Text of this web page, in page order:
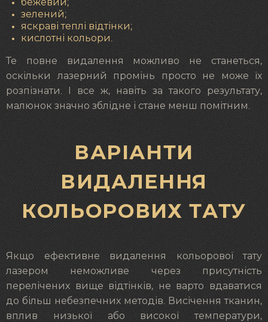
бежевий;
зелений;
яскраві теплі відтінки;
кислотні кольори.
Те повне видалення можливо не станеться,
оскільки лазерний промінь просто не може їх
розпізнати. І все ж, навіть за такого результату,
малюнок значно зблідне і стане менш помітним.
ВАРІАНТИ
ВИДАЛЕННЯ
КОЛЬОРОВИХ ТАТУ
Якщо ефективне видалення кольорової тату
лазером неможливе через присутність
перелічених вище відтінків, не варто вдаватися
до більш небезпечних методів. Висічення тканин,
вплив низької або високої температури,